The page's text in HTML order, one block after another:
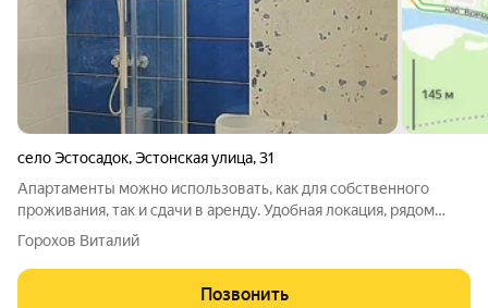
село Эстосадок,Эстонская улица,31
Апартаменты можно использовать, как для собственного
проживания, так и сдачи в аренду. Удобная локация, рядом
казино.
Горохов Виталий
Позвонить